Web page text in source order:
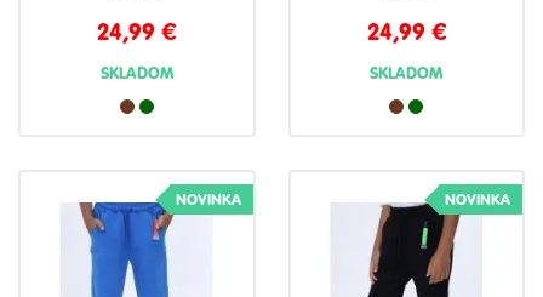
24,99€
SKLADOM
24,99 €
SKLADOM
NOVINKA NOVINKA